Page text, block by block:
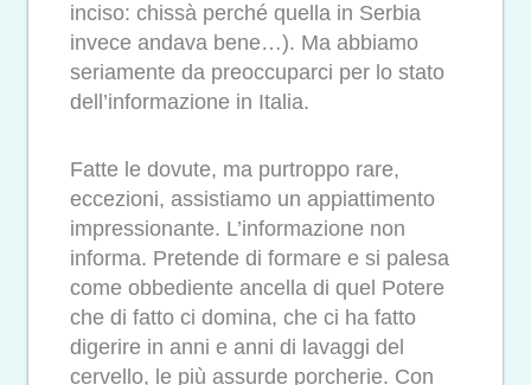
inciso: chissà perché quella in Serbia
invece andava bene…). Ma abbiamo
seriamente da preoccuparci per lo stato
dell’informazione in Italia.
Fatte le dovute, ma purtroppo rare,
eccezioni, assistiamo un appiattimento
impressionante. L’informazione non
informa. Pretende di formare e si palesa
come obbediente ancella di quel Potere
che di fatto ci domina, che ci ha fatto
digerire in anni e anni di lavaggi del
cervello, le più assurde porcherie. Con